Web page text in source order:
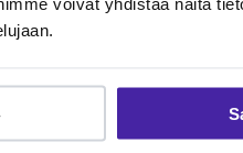
edullisemmin.